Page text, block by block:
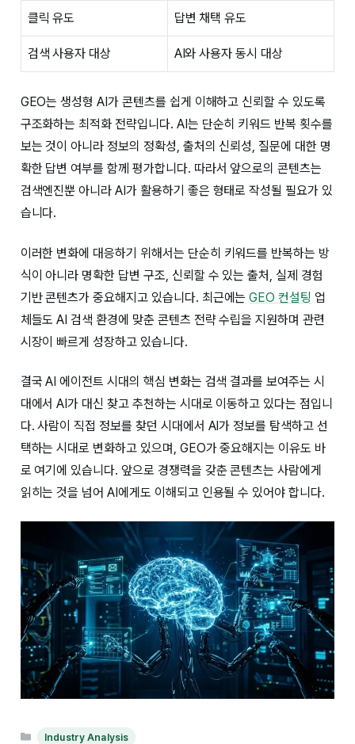
클릭 유도 답변 채택 유도
검색 사용자 대상 AI와 사용자 동시 대상
GEO는 생성형 AI가 콘텐츠를 쉽게 이해하고 신뢰할 수 있도록
구조화하는 최적화 전략입니다. AI는 단순히 키워드 반복 횟수를
보는 것이 아니라 정보의 정확성, 출처의 신뢰성, 질문에 대한 명
확한 답변 여부를 함께 평가합니다. 따라서 앞으로의 콘텐츠는
검색엔진뿐 아니라 AI가 활용하기 좋은 형태로 작성될 필요가 있
습니다.
이러한 변화에 대응하기 위해서는 단순히 키워드를 반복하는 방
식이 아니라 명확한 답변 구조, 신뢰할 수 있는 출처, 실제 경험
기반 콘텐츠가 중요해지고 있습니다. 최근에는GEO 컨설팅 업
체들도 AI 검색 환경에 맞춘 콘텐츠 전략 수립을 지원하며 관련
시장이 빠르게 성장하고 있습니다.
결국 AI 에이전트 시대의 핵심 변화는 검색 결과를 보여주는 시
대에서 AI가 대신 찾고 추천하는 시대로 이동하고 있다는 점입니
다. 사람이 직접 정보를 찾던 시대에서 AI가 정보를 탐색하고 선
택하는 시대로 변화하고 있으며, GEO가 중요해지는 이유도 바
로 여기에 있습니다. 앞으로 경쟁력을 갖춘 콘텐츠는 사람에게
읽히는 것을 넘어 AI에게도 이해되고 인용될 수 있어야 합니다.
카Industry Analysis